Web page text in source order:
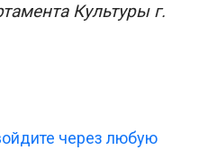
Культуры г.
через любую